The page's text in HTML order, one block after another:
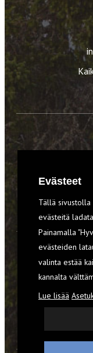
Evästeet
Tällä sivustolla
evästeitä
Painamalla
evästeiden
valinta estää
kannalta
Lue lisää